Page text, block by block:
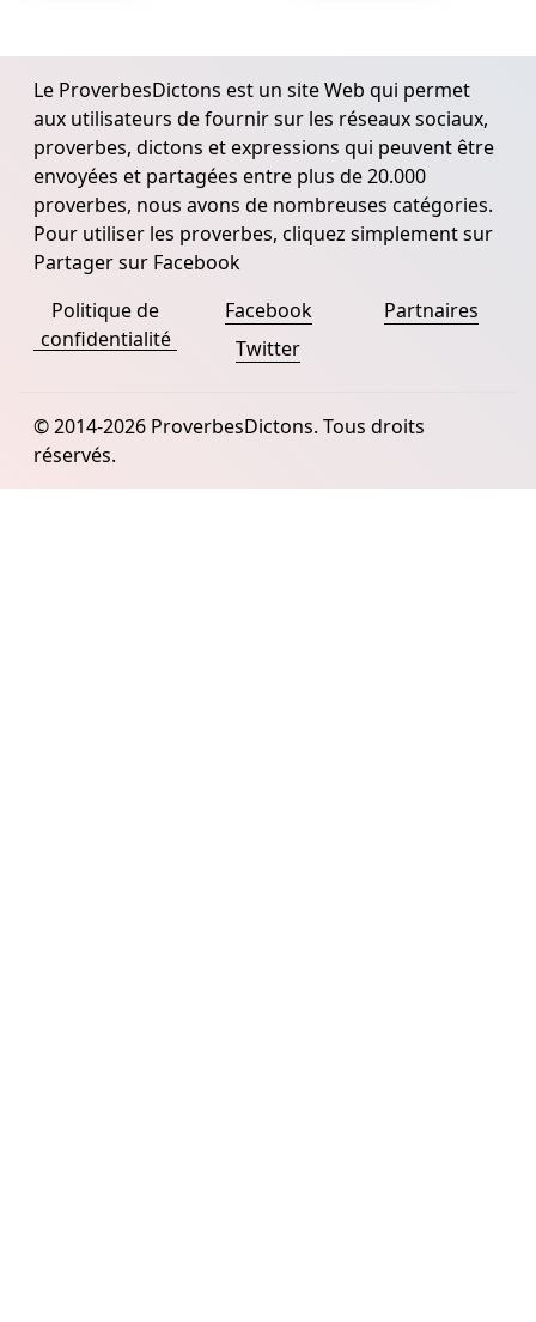
Le ProverbesDictons est un site Web qui permet
aux utilisateurs de fournir sur les réseaux sociaux,
proverbes, dictons et expressions qui peuvent être
envoyées et partagées entre plus de 20.000
proverbes, nous avons de nombreuses catégories.
Pour utiliser les proverbes, cliquez simplement sur
Partager sur Facebook
Politique de
confidentialité
Facebook
Twitter
Partnaires
© 2014-2026 ProverbesDictons. Tous droits
réservés.